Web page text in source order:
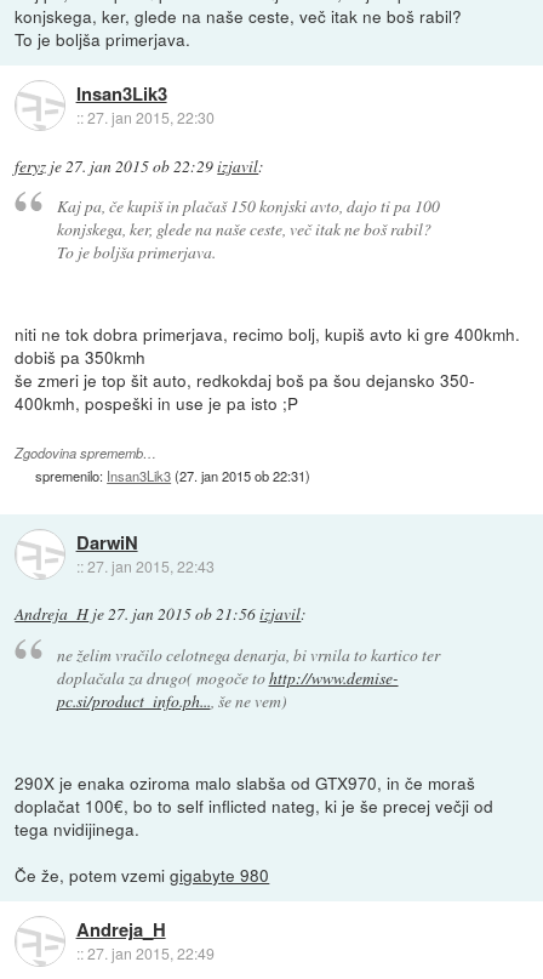
konjskega, ker, glede na naše ceste, več itak ne boš rabil?
To je boljša primerjava.
Insan3Lik3
::27. jan 2015, 22:30
feryz je27. jan 2015 ob 22:29izjavil:
Kaj pa, če kupiš in plačaš 150 konjski avto, dajo ti pa 100
konjskega, ker, glede na naše ceste, več itak ne boš rabil?
To je boljša primerjava.
niti ne tok dobra primerjava, recimo bolj, kupiš avto ki gre 400kmh.
dobiš pa 350kmh
še zmeri je top šit auto, redkokdaj boš pa šou dejansko 350-
400kmh, pospeški in use je pa isto ;P
Zgodovina sprememb…
spremenilo: Insan3Lik3(27. jan 2015 ob 22:31)
DarwiN
::27. jan 2015, 22:43
Andreja_H je27. jan 2015 ob 21:56izjavil:
ne želim vračilo celotnega denarja, bi vrnila to kartico ter
doplačala za drugo( mogoče tohttp://www.demise-
pc.si/product_info.ph... , še ne vem)
290X je enaka oziroma malo slabša od GTX970, in če moraš
doplačat 100€, bo to self inflicted nateg, ki je še precej večji od
tega nvidijinega.
Če že, potem vzemigigabyte 980
Andreja_H
::27. jan 2015, 22:49